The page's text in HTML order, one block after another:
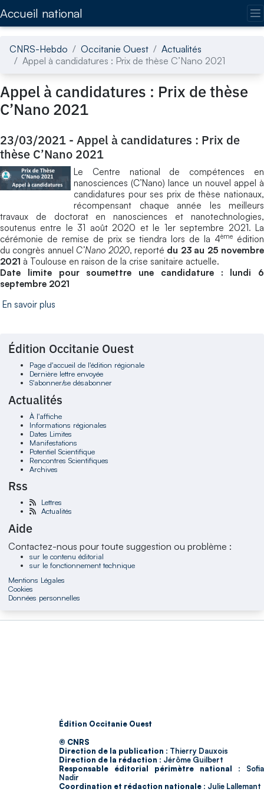
Accueil national
CNRS-Hebdo Occitanie Ouest
Actualités
Appel à candidatures : Prix de thèse C’Nano 2021
Appel à candidatures : Prix de thèse
C’Nano 2021
23/03/2021 - Appel à candidatures : Prix de
thèse C’Nano 2021
Le Centre national de compétences en
nanosciences (C’Nano) lance un nouvel appel à
candidatures pour ses prix de thèse nationaux,
récompensant chaque année les meilleurs
travaux de doctorat en nanosciences et nanotechnologies,
soutenus entre le 31 août 2020 et le 1er septembre 2021. La
cérémonie de remise de prix se tiendra lors de la 4ème édition
du congrès annuel C’Nano 2020, reporté du 23 au 25 novembre
2021 à Toulouse en raison de la crise sanitaire actuelle.
Date limite pour soumettre une candidature : lundi 6
septembre 2021
En savoir plus
Édition Occitanie Ouest
Page d'accueil de l'édition régionale
Dernière lettre envoyée
S'abonner/se désabonner
Actualités
À l'affiche
Informations régionales
Dates Limites
Manifestations
Potentiel Scientifique
Rencontres Scientifiques
Archives
Rss
Lettres
Actualités
Aide
Contactez-nous pour toute suggestion ou problème :
sur le contenu éditorial
sur le fonctionnement technique
Mentions Légales
Cookies
Données personnelles
Édition Occitanie Ouest
© CNRS
Direction de la publication : Thierry Dauxois
Direction de la rédaction : Jérôme Guilbert
Responsable éditorial périmètre national : Sofia
Nadir
Coordination et rédaction nationale : Julie Lallemant